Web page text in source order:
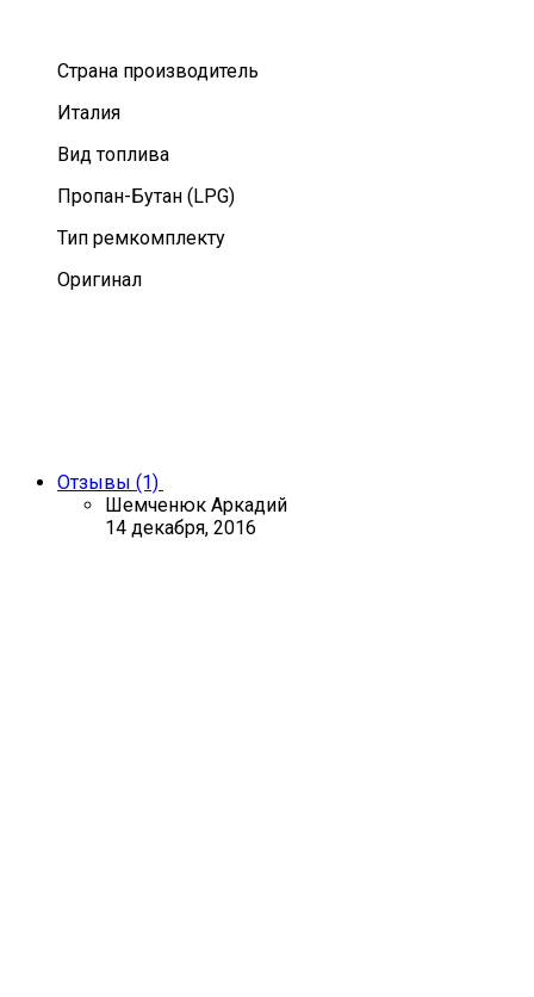
Страна производитель
Италия
Вид топлива
Пропан-Бутан (LPG)
Тип ремкомплекту
Оригинал
Отзывы (1)
Шемченюк Аркадий
14 декабря, 2016